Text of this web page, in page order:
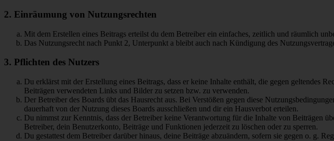
2. Einräumung von Nutzungsrechten
Mit dem Erstellen eines Beitrags erteilst du dem Betreiber ein einfaches, zeitlich und räumlich
Das Nutzungsrecht nach Punkt 2, Unterpunkt a bleibt auch nach Kündigung des
3. Pflichten des Nutzers
Du erklärst mit der Erstellung eines Beitrags, dass er keine Inhalte enthält, die gegen geltendes
Beiträgen verwendeten Links und Bilder zu setzen bzw. zu verwenden.
Der Betreiber des Boards übt das Hausrecht aus. Bei Verstößen gegen diese
dauerhaft von der Nutzung dieses Boards ausschließen und dir ein Hausverbot erteilen.
Du nimmst zur Kenntnis, dass der Betreiber keine Verantwortung für die Inhalte von Beiträgen
Betreiber, dein Benutzerkonto, Beiträge und Funktionen jederzeit zu löschen oder zu sperren.
Du gestattest dem Betreiber darüber hinaus, deine Beiträge abzuändern, sofern sie gegen o. g.